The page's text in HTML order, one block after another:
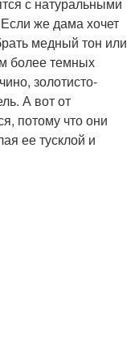
же дама хочет
медный тон или
более темных
золотисто-
А вот от
потому что они
ее тусклой и